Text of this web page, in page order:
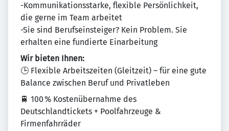
-Kommunikationsstarke, flexible Persönlichkeit,
die gerne im Team arbeitet
-Sie sind Berufseinsteiger? Kein Problem. Sie
erhalten eine fundierte Einarbeitung
Wir bieten Ihnen:
🕒 Flexible Arbeitszeiten (Gleitzeit) – für eine gute
Balance zwischen Beruf und Privatleben
🚆 100 % Kostenübernahme des
Deutschlandtickets + Poolfahrzeuge &
Firmenfahrräder